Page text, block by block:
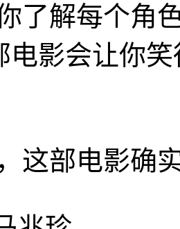
了解每个角
电影会让你
这部电影确